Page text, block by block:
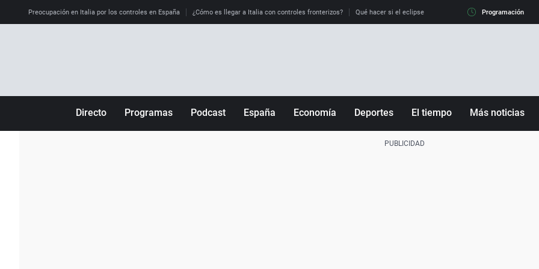
Preocupación en Italia por los controles en España ¿Cómo es llegar a Italia con controles fronterizos? Qué hacer si el eclipse me pilla conduciendo Qué tiempo
Programación
Directo Programas Podcast España Economía Deportes El tiempo Más noticias